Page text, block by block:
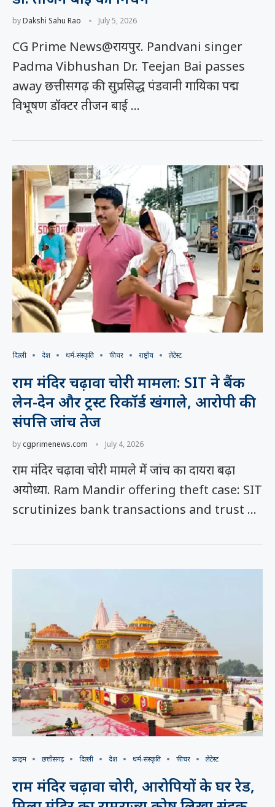
byDakshi Sahu Rao July 5, 2026
CG Prime News@रायपुर. Pandvani singer
Padma Vibhushan Dr. Teejan Bai passes
away छत्तीसगढ़ की सुप्रसिद्ध पंडवानी गायिका पद्म
विभूषण डॉक्टर तीजन बाई …
दिल्ली देश धर्म-संस्कृति फीचर राष्ट्रीय लेटेस्ट
राम मंदिर चढ़ावा चोरी मामला: SIT ने बैंक
लेन-देन और ट्रस्ट रिकॉर्ड खंगाले, आरोपी की
संपत्ति जांच तेज
bycgprimenews.com July 4, 2026
राम मंदिर चढ़ावा चोरी मामले में जांच का दायरा बढ़ा
अयोध्या. Ram Mandir offering theft case: SIT
scrutinizes bank transactions and trust …
क्राइम छत्तीसगढ़ दिल्ली देश धर्म-संस्कृति फीचर लेटेस्ट
राम मंदिर चढ़ावा चोरी, आरोपियों के घर रेड,